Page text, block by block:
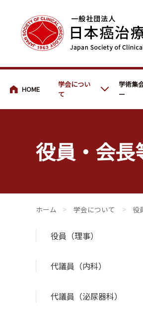
会員・医療関係の皆さま
学会につい
て
学術集
ー
役員・会長
会員・医療関係の皆さまへ
> 学会について > 役
役員（理事）
代議員（内科）
代議員（泌尿器科）